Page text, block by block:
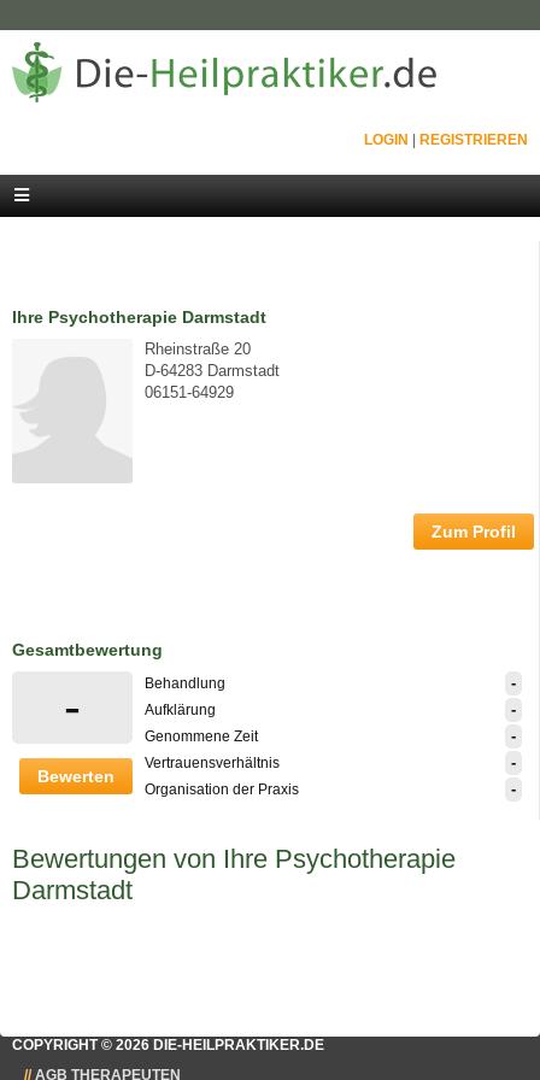
LOGIN REGISTRIEREN
Ihre Psychotherapie Darmstadt
Rheinstraße 20
D-64283 Darmstadt
06151-64929
Zum Profil
Gesamtbewertung
-
Bewerten
Behandlung -
Aufklärung -
Genommene Zeit -
Vertrauensverhältnis -
Organisation der Praxis -
Bewertungen von Ihre Psychotherapie
Darmstadt
COPYRIGHT © 2026 DIE-HEILPRAKTIKER.DE
AGB THERAPEUTEN